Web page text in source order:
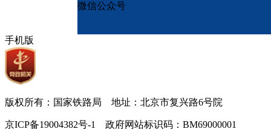
微信公众号
手机版
版权所有：国家铁路局 地址：北京市复兴路6号院
京ICP备19004382号-1 政府网站标识码：BM69000001